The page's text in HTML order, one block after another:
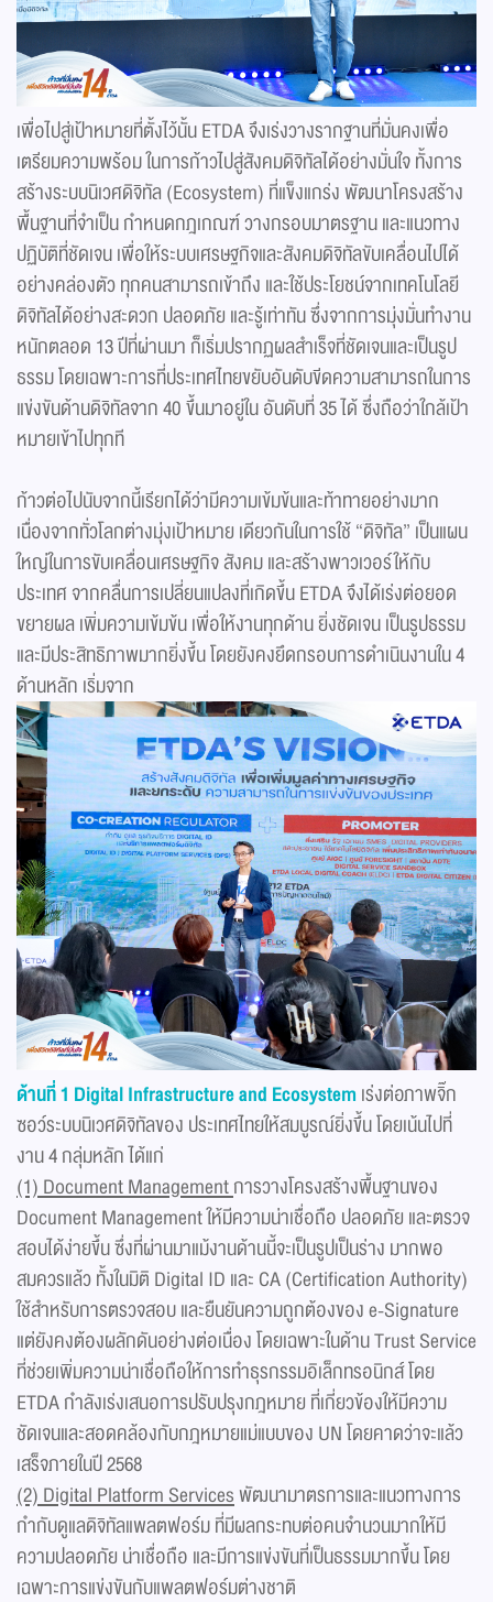
เพื่อไปสู่เป้าหมายที่ตั้งไว้นั้น ETDA จึงเร่งวางรากฐานที่มั่นคงเพื่อ
เตรียมความพร้อม ในการก้าวไปสู่สังคมดิจิทัลได้อย่างมั่นใจ ทั้งการ
สร้างระบบนิเวศดิจิทัล (Ecosystem) ที่แข็งแกร่ง พัฒนาโครงสร้าง
พื้นฐานที่จำเป็น กำหนดกฎเกณฑ์ วางกรอบมาตรฐาน และแนวทาง
ปฏิบัติที่ชัดเจน เพื่อให้ระบบเศรษฐกิจและสังคมดิจิทัลขับเคลื่อนไปได้
อย่างคล่องตัว ทุกคนสามารถเข้าถึง และใช้ประโยชน์จากเทคโนโลยี
ดิจิทัลได้อย่างสะดวก ปลอดภัย และรู้เท่าทัน ซึ่งจากการมุ่งมั่นทำงาน
หนักตลอด 13 ปีที่ผ่านมา ก็เริ่มปรากฏผลสำเร็จที่ชัดเจนและเป็นรูป
ธรรม โดยเฉพาะการที่ประเทศไทยขยับอันดับขีดความสามารถในการ
แข่งขันด้านดิจิทัลจาก 40 ขึ้นมาอยู่ใน อันดับที่ 35 ได้ ซึ่งถือว่าใกล้เป้า
หมายเข้าไปทุกที
ก้าวต่อไปนับจากนี้เรียกได้ว่ามีความเข้มข้นและท้าทายอย่างมาก
เนื่องจากทั่วโลกต่างมุ่งเป้าหมาย เดียวกันในการใช้ “ดิจิทัล” เป็นแผน
ใหญ่ในการขับเคลื่อนเศรษฐกิจ สังคม และสร้างพาวเวอร์ให้กับ
ประเทศ จากคลื่นการเปลี่ยนแปลงที่เกิดขึ้น ETDA จึงได้เร่งต่อยอด
ขยายผล เพิ่มความเข้มข้น เพื่อให้งานทุกด้าน ยิ่งชัดเจน เป็นรูปธรรม
และมีประสิทธิภาพมากยิ่งขึ้น โดยยังคงยึดกรอบการดำเนินงานใน 4
ด้านหลัก เริ่มจาก
ด้านที่ 1 Digital Infrastructure and Ecosystemเร่งต่อภาพจิ๊ก
ซอว์ระบบนิเวศดิจิทัลของ ประเทศไทยให้สมบูรณ์ยิ่งขึ้น โดยเน้นไปที่
งาน 4 กลุ่มหลัก ได้แก่
(1) Document Managementการวางโครงสร้างพื้นฐานของ
Document Management ให้มีความน่าเชื่อถือ ปลอดภัย และตรวจ
สอบได้ง่ายขึ้น ซึ่งที่ผ่านมาแม้งานด้านนี้จะเป็นรูปเป็นร่าง มากพอ
สมควรแล้ว ทั้งในมิติ Digital ID และ CA (Certification Authority)
ใช้สําหรับการตรวจสอบ และยืนยันความถูกต้องของ e-Signature
แต่ยังคงต้องผลักดันอย่างต่อเนื่อง โดยเฉพาะในด้าน Trust Service
ที่ช่วยเพิ่มความน่าเชื่อถือให้การทำธุรกรรมอิเล็กทรอนิกส์ โดย
ETDA กําลังเร่งเสนอการปรับปรุงกฎหมาย ที่เกี่ยวข้องให้มีความ
ชัดเจนและสอดคล้องกับกฎหมายแม่แบบของ UN โดยคาดว่าจะแล้ว
เสร็จภายในปี 2568
(2) Digital Platform Servicesพัฒนามาตรการและแนวทางการ
กำกับดูแลดิจิทัลแพลตฟอร์ม ที่มีผลกระทบต่อคนจำนวนมากให้มี
ความปลอดภัย น่าเชื่อถือ และมีการแข่งขันที่เป็นธรรมมากขึ้น โดย
เฉพาะการแข่งขันกับแพลตฟอร์มต่างชาติ